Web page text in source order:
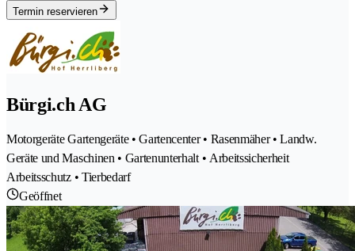
Termin reservieren
Bürgi.ch AG
Motorgeräte Gartengeräte • Gartencenter • Rasenmäher • Landw.
Geräte und Maschinen • Gartenunterhalt • Arbeitssicherheit
Arbeitsschutz • Tierbedarf
Geöffnet